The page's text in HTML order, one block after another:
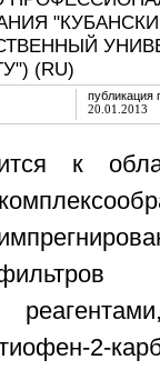
(RU)
публикация
20.01.2013
к
2-